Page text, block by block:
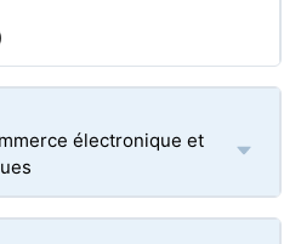
électronique et